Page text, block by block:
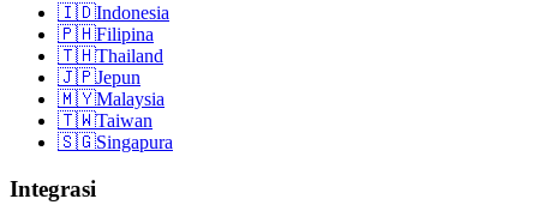
🇮🇩Indonesia
🇵🇭Filipina
🇹🇭Thailand
🇯🇵Jepun
🇲🇾Malaysia
🇹🇼Taiwan
🇸🇬Singapura
Integrasi